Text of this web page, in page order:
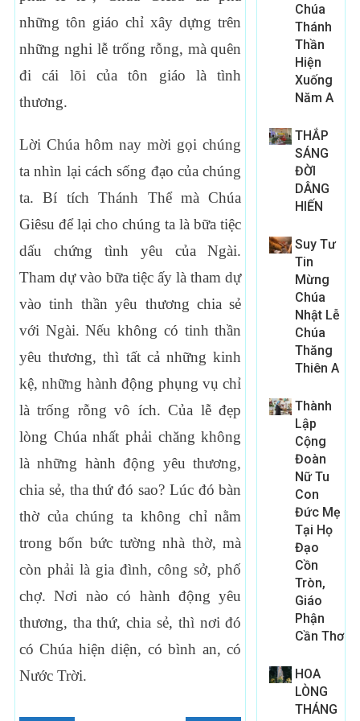
những tôn giáo chỉ xây dựng trên
những nghi lễ trống rỗng, mà quên
đi cái lõi của tôn giáo là tình
thương.
Lời Chúa hôm nay mời gọi chúng
ta nhìn lại cách sống đạo của chúng
ta. Bí tích Thánh Thể mà Chúa
Giêsu để lại cho chúng ta là bữa tiệc
dấu chứng tình yêu của Ngài.
Tham dự vào bữa tiệc ấy là tham dự
vào tinh thần yêu thương chia sẻ
với Ngài. Nếu không có tinh thần
yêu thương, thì tất cả những kinh
kệ, những hành động phụng vụ chỉ
là trống rỗng vô ích. Của lễ đẹp
lòng Chúa nhất phải chăng không
là những hành động yêu thương,
chia sẻ, tha thứ đó sao? Lúc đó bàn
thờ của chúng ta không chỉ nằm
trong bốn bức tường nhà thờ, mà
còn phải là gia đình, công sở, phố
chợ. Nơi nào có hành động yêu
thương, tha thứ, chia sẻ, thì nơi đó
có Chúa hiện diện, có bình an, có
Nước Trời.
Chúa
Thánh
Thần
Hiện
Xuống
Năm A
THẮP
SÁNG
ĐỜI
DÂNG
HIẾN
Suy Tư
Tin
Mừng
Chúa
Nhật Lễ
Chúa
Thăng
Thiên A
Thành
Lập
Cộng
Đoàn
Nữ Tu
Con
Đức Mẹ
Tại Họ
Đạo
Cồn
Tròn,
Giáo
Phận
Cần Thơ
HOA
LÒNG
THÁNG